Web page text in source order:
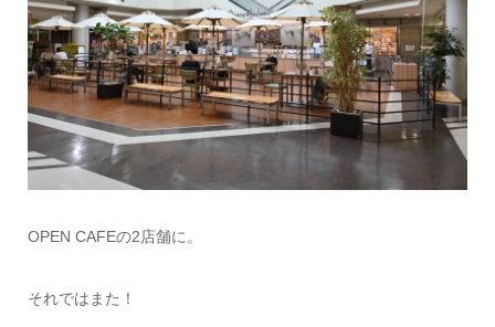
OPEN CAFEの2店舗に。
それではまた！